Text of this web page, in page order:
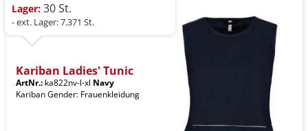
Lager: 30 St.
- ext. Lager: 7.371 St.
Kariban Ladies' Tunic
ArtNr.: ka822nv-l-xl Navy
Kariban Gender: Frauenkleidung